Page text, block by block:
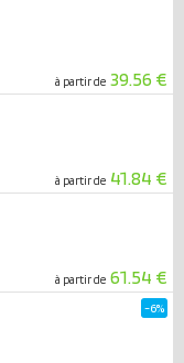
à partir de 39.56 €
à partir de 41.84 €
à partir de 61.54 €
-6%